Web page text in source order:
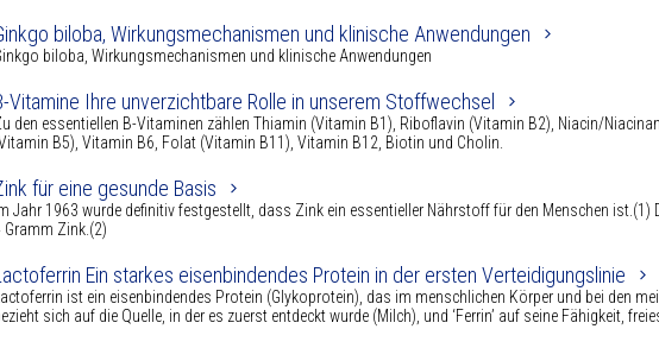
biloba, Wirkungsmechanismen und klinische Anwendungen
biloba, Wirkungsmechanismen und klinische Anwendungen
Vitamine Ihre unverzichtbare Rolle in unserem Stoffwechsel
den essentiellen B-Vitaminen zählen Thiamin (Vitamin B1), Riboflavin (Vitamin B2), Niacin/
B5), Vitamin B6, Folat (Vitamin B11), Vitamin B12, Biotin und Cholin.
für eine gesunde Basis
Jahr 1963 wurde definitiv festgestellt, dass Zink ein essentieller Nährstoff für den Menschen ist.(1)
Gramm Zink.(2)
Ein starkes eisenbindendes Protein in der ersten Verteidigungslinie
ist ein eisenbindendes Protein (Glykoprotein), das im menschlichen Körper und bei den
sich auf die Quelle, in der es zuerst entdeckt wurde (Milch), und ‘Ferrin’ auf seine Fähigkeit,